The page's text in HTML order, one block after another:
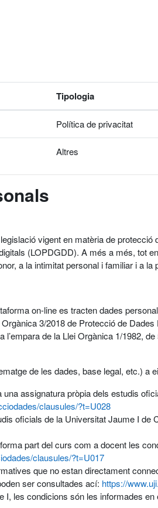
Tipologia
Política de privacitat
Altres
vigent en matèria de
(LOPDGDD). A més a més, tot
a la intimitat personal i familiar i a la
on-line es tracten dades
3/2018 de Protecció de
de la Llei Orgànica 1/1982,
de les dades, base legal, etc.) a
assignatura pròpia dels estudis
clausules/?t=U028
oficials de la Universitat Jaume I
part del curs com a docent les
clausules/?t=U017
que no estan directament
ser consultades ací: https://
les condicions són les informades